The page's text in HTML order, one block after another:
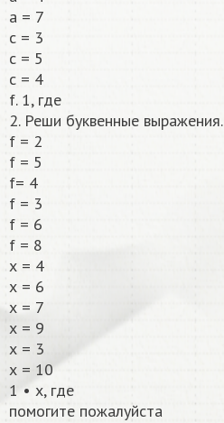
a = 7
с = 3
с = 5
с = 4
f. 1, где
2. Реши буквенные выражения.
f = 2
f = 5
f= 4
f = 3
f = 6
f = 8
х = 4
х = 6
х = 7
х = 9
х = 3
х = 10
1 • x, где
помогите пожалуйста​